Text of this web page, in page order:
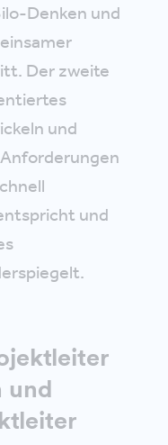
Denken und
Der zweite
und
und
und